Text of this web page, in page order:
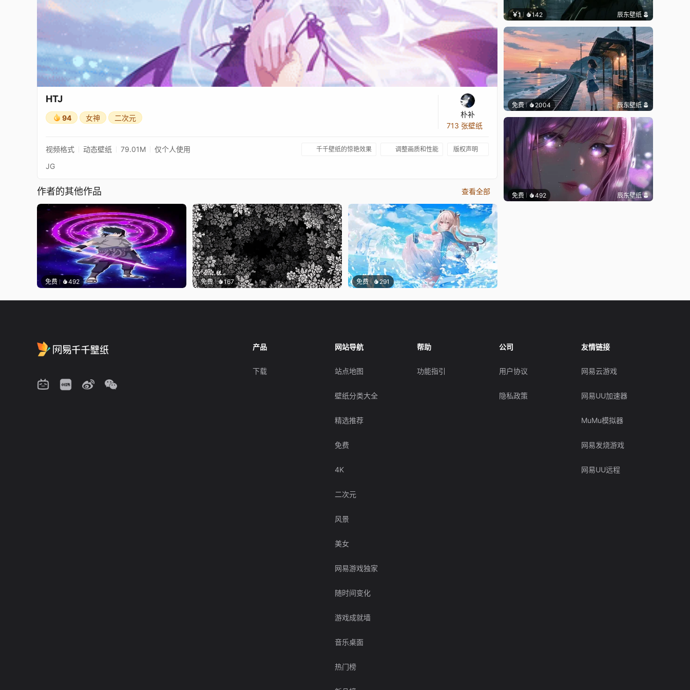
HTJ
94 女神 二次元
朴补
713 张壁纸
视频格式 动态壁纸 79.01M 仅个人使用 千千壁纸的惊艳效果 调整画质和性能 版权声明
JG
作者的其他作品 查看全部
免费 492 免费 167 免费 291
￥1 142 辰东壁纸
免费 2004 辰东壁纸
免费 492 辰东壁纸
产品
下载
网站导航
站点地图
壁纸分类大全
精选推荐
免费
4K
二次元
风景
美女
网易游戏独家
随时间变化
游戏成就墙
音乐桌面
热门榜
帮助
功能指引
公司
用户协议
隐私政策
友情链接
网易云游戏
网易UU加速器
MuMu模拟器
网易发烧游戏
网易UU远程